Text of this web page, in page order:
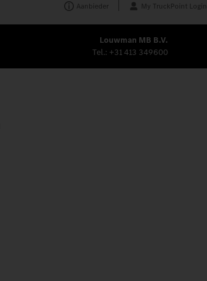
Aanbieder My TruckPoint Login
Louwman MB B.V.
Tel.: +31 413 349600